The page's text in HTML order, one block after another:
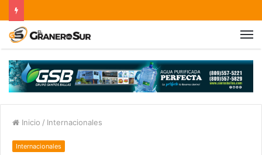
Inicio / Internacionales
Internacionales